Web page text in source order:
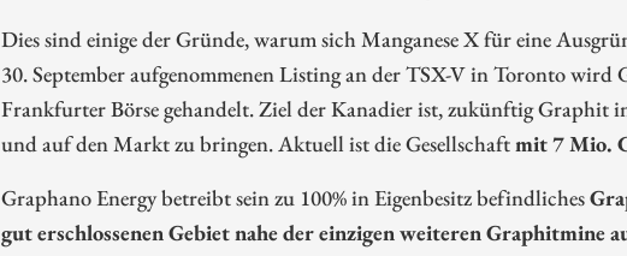
Dies sind einige der Gründe, warum sich Manganese X für eine
30. September aufgenommenen Listing an der TSX-V in Toronto
Frankfurter Börse gehandelt. Ziel der Kanadier ist, zukünftig
und auf den Markt zu bringen. Aktuell ist die Gesellschaftmit 7 Mio.
Graphano Energy betreibt sein zu 100% in Eigenbesitz befindliches
gut erschlossenen Gebiet nahe der einzigen weiteren Graphitmine